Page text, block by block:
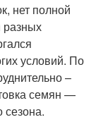
нет полной
разных
условий. По
–
семян —
сезона.